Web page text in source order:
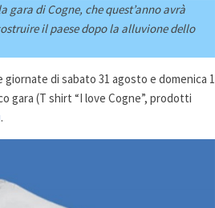
gara di Cogne, che quest’anno avrà
il paese dopo la alluvione dello
di sabato 31 agosto e domenica 1
gara (T shirt “I love Cogne”, prodotti
.